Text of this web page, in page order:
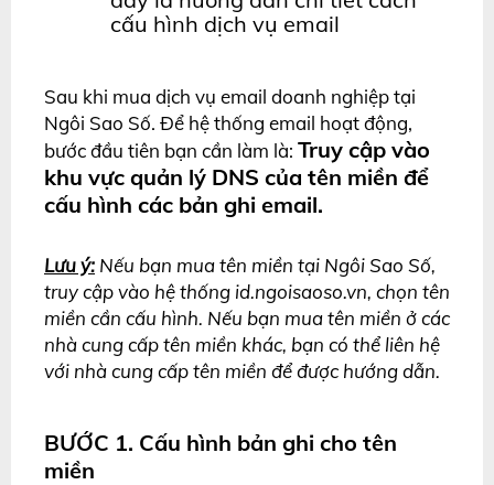
cấu hình dịch vụ email
Sau khi mua dịch vụ email doanh nghiệp tại
Ngôi Sao Số. Để hệ thống email hoạt động,
bước đầu tiên bạn cần làm là: Truy cập vào
khu vực quản lý DNS của tên miền để
cấu hình các bản ghi email.
Lưu ý: Nếu bạn mua tên miền tại Ngôi Sao Số,
truy cập vào hệ thống id.ngoisaoso.vn, chọn tên
miền cần cấu hình. Nếu bạn mua tên miền ở các
nhà cung cấp tên miền khác, bạn có thể liên hệ
với nhà cung cấp tên miền để được hướng dẫn.
BƯỚC 1. Cấu hình bản ghi cho tên
miền